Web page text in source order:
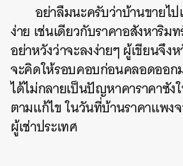
อย่าลืมนะครับว่าบ้านขายไ
ง่าย เช่นเดียวกับราคาอสังหาริ
อย่าหวังว่าจะลงง่ายๆ ผู้เขียนจึง
จะคิดให้รอบคอบก่อนคลอดออก
ได้ไม่กลายเป็นปัญหาคาราคาซั
ตามแก้ไข ในวันที่บ้านราคาแพง
ผู้เช่าประเทศ